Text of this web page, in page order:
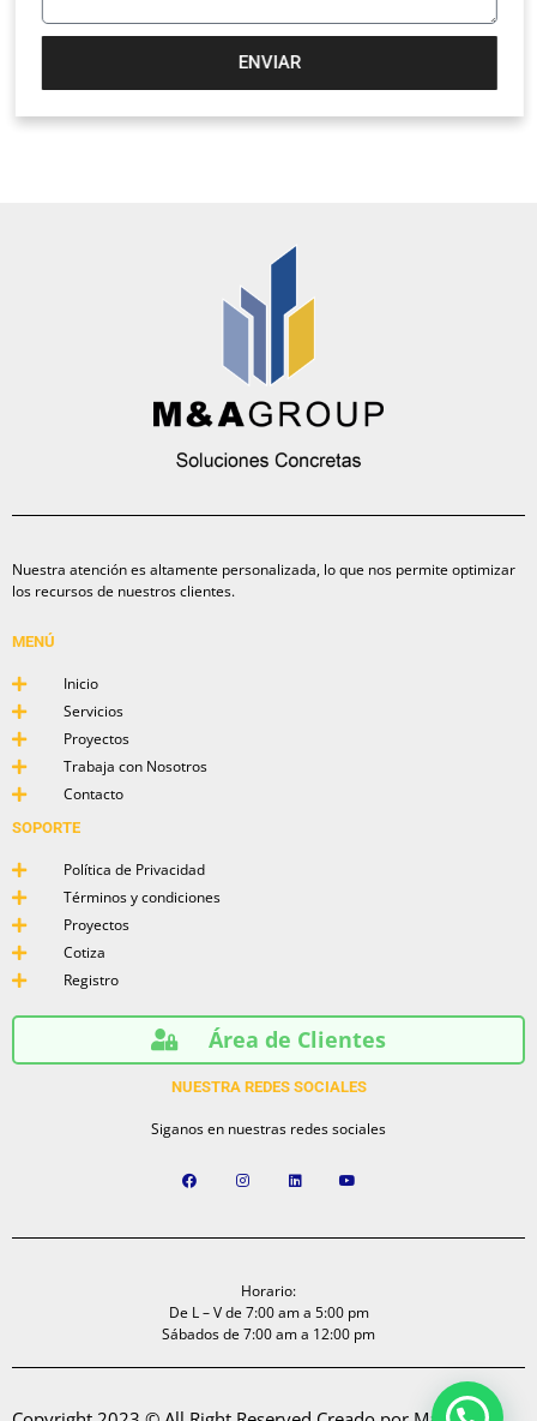
ENVIAR
Nuestra atención es altamente personalizada, lo que nos permite optimizar
los recursos de nuestros clientes.
MENÚ
Inicio
Servicios
Proyectos
Trabaja con Nosotros
Contacto
SOPORTE
Política de Privacidad
Términos y condiciones
Proyectos
Cotiza
Registro
Área de Clientes
NUESTRA REDES SOCIALES
Siganos en nuestras redes sociales
Horario:
De L – V de 7:00 am a 5:00 pm
Sábados de 7:00 am a 12:00 pm
Tienes alguna pregunta? Hablemos!